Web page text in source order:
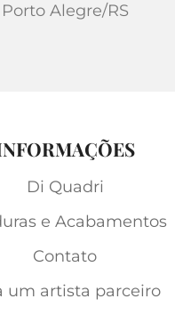
Porto Alegre/RS
Di Quadri
e Acabamentos
Contato
um artista parceiro